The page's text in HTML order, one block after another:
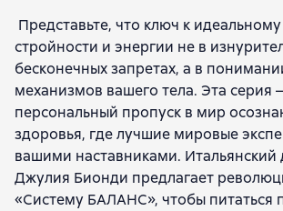
Представьте, что ключ к
стройности и энергии не в
бесконечных запретах, а в
механизмов вашего тела. Эта серия
персональный пропуск в мир
здоровья, где лучшие мировые
вашими наставниками. Итальянский
Джулия Бионди предлагает
«Систему БАЛАНС», чтобы питаться